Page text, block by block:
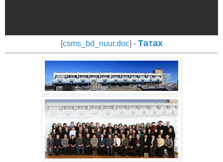
[csms_bd_nuur.doc] - Татах